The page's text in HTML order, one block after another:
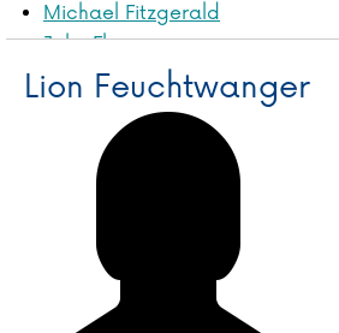
Michael Fitzgerald
John Flanagan
Gustave Flaubert
Martina Floßdorf
Miloš Forman
Ladislav Frej
Vasil Fridrich
Ivana Führmann Vízdalová
Ladislav Fuks
Lion Feuchtwanger